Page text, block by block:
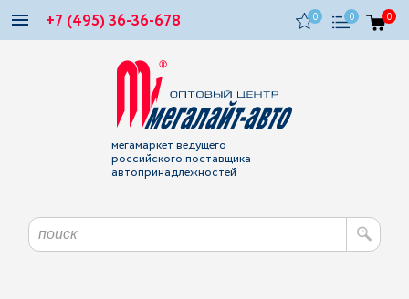
+7 (495) 36-36-678 0 0 0
мегамаркет ведущего
российского поставщика
автопринадлежностей